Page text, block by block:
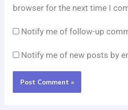
browser for the next time I
Notify me of follow-up
Notify me of new posts by